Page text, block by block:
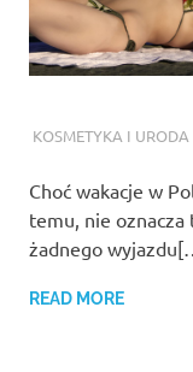
KOSMETYKA I URODA
Choć wakacje w
temu, nie oznacza
żadnego
READ MORE